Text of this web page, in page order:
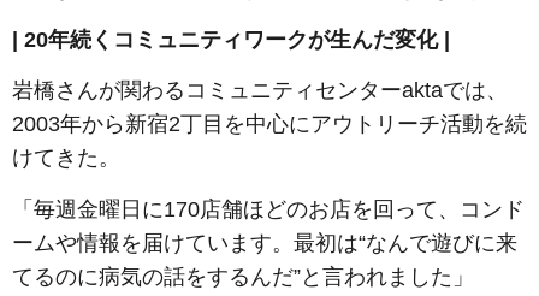
| 20年続くコミュニティワークが生んだ変化 |
岩橋さんが関わるコミュニティセンターaktaでは、
2003年から新宿2丁目を中心にアウトリーチ活動を続
けてきた。
「毎週金曜日に170店舗ほどのお店を回って、コンド
ームや情報を届けています。最初は“なんで遊びに来
てるのに病気の話をするんだ”と言われました」